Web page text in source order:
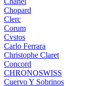
Chopard
Clerc
Corum
Cvstos
Carlo Ferrara
Christophe Claret
Concord
CHRONOSWISS
Cuervo Y Sobrinos